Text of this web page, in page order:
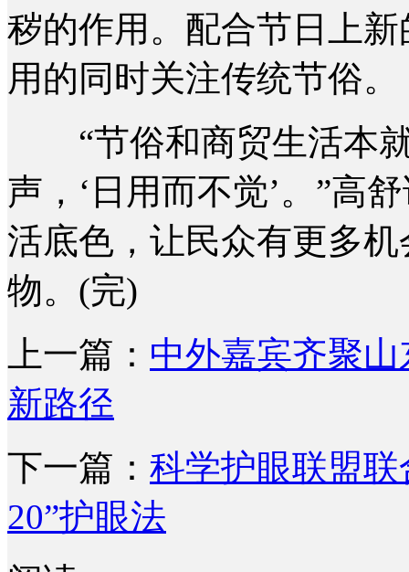
秽的作用。配合节日上
用的同时关注传统节俗。
“节俗和商贸生活本就
声，‘日用而不觉’。”高
活底色，让民众有更多
物。(完)
上一篇： 中外嘉宾齐聚
新路径
下一篇： 科学护眼联盟联
20”护眼法